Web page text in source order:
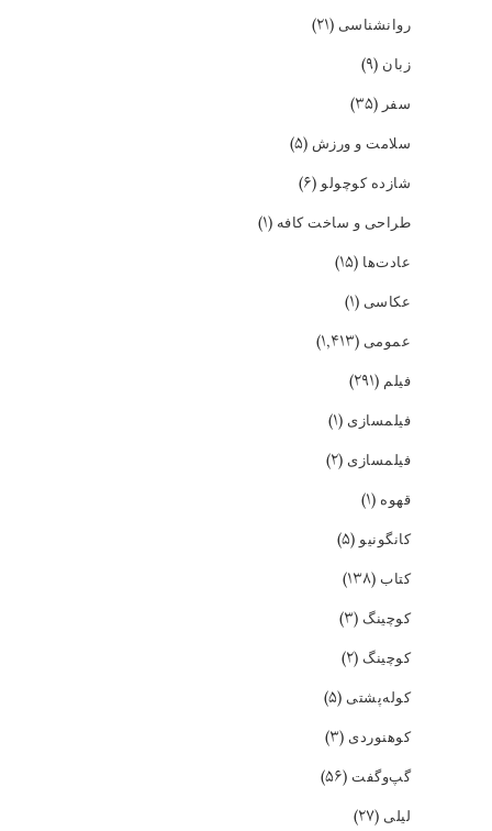
روانشناسی (۲۱)
زبان (۹)
سفر (۳۵)
سلامت و ورزش (۵)
شازده کوچولو(۶)
طراحی و ساخت کافه (۱)
عادت‌ها (۱۵)
عکاسی (۱)
عمومی (۱,۴۱۳)
فیلم (۲۹۱)
فیلمسازی (۱)
فیلمسازی (۲)
قهوه (۱)
کانگونیو(۵)
کتاب (۱۳۸)
کوچینگ (۳)
کوچینگ (۲)
کوله‌پشتی (۵)
کوهنوردی (۳)
گپ‌و‌گفت (۵۶)
لیلی (۲۷)